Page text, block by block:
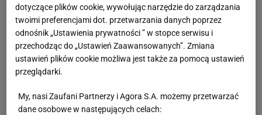
dotyczące plików cookie, wywołując narzędzie do zarządzania
twoimi preferencjami dot. przetwarzania danych poprzez
odnośnik „Ustawienia prywatności ” w stopce serwisu i
przechodząc do „Ustawień Zaawansowanych”. Zmiana
ustawień plików cookie możliwa jest także za pomocą ustawień
przeglądarki.
My, nasi Zaufani Partnerzy i Agora S.A. możemy przetwarzać
dane osobowe w następujących celach: